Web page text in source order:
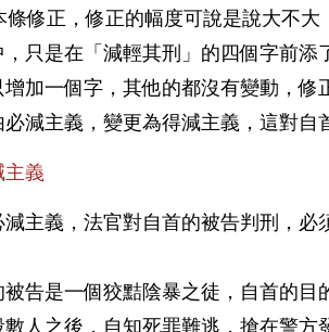
條修正，修正的幅度可說是說大不
只是在「減輕其刑」的四個字前添
加一個字，其他的都沒有變動，
必減主義，變更為得減主義，這對
主義
主義，法官對自首的被告判刑，
告是一個狡黠陰暴之徒，自首的
人之後，自知死罪難逃，搶在警